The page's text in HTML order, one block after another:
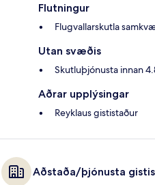
Flutningur
Flugvallarskutla
Utan svæðis
Skutluþjónusta innan
Aðrar upplýsingar
Reyklaus gististaður
Aðstaða/þjónusta